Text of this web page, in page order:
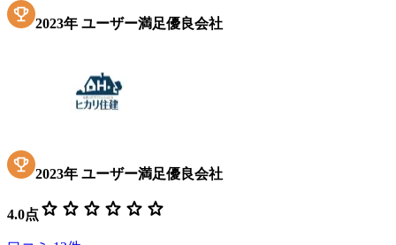
2023年 ユーザー満足優良会社
2023年 ユーザー満足優良会社
4.0点 star star star star star star